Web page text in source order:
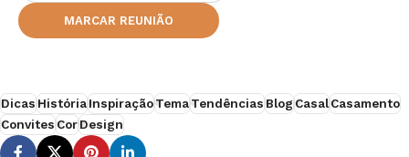
MARCAR REUNIÃO
DicasHistóriaInspiraçãoTemaTendênciasBlogCasalCasamento
ConvitesCorDesign